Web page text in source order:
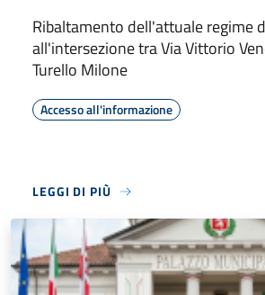
Ribaltamento dell'attuale regime
all'intersezione tra Via Vittorio
Turello Milone
Accesso all'informazione
LEGGI DI PIÙ